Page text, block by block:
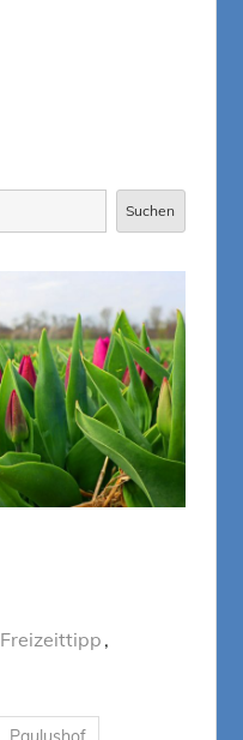
Suchen
Freizeittipp